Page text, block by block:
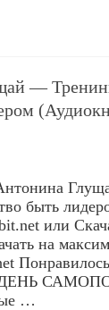
—
быть
или
на
ДЕНЬ
…